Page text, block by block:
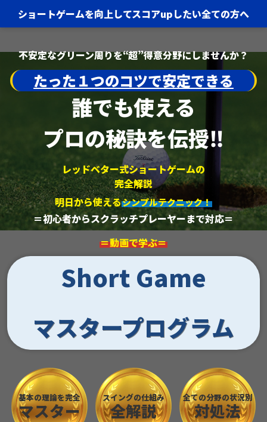
ショートゲームを向上してスコアupしたい全ての方へ
不安定なグリーン周りを“超”得意分野にしませんか？
たった１つのコツで安定できる
誰でも使える
プロの秘訣を伝授‼
レッドベター式ショートゲームの
完全解説
明日から使えるシンプルテクニック！
＝初心者からスクラッチプレーヤーまで対応＝
＝動画で学ぶ＝
Short Game
マスタープログラム
基本の理論を完全
マスター
スイングの仕組み
全解説
全ての分野の状況別
対処法